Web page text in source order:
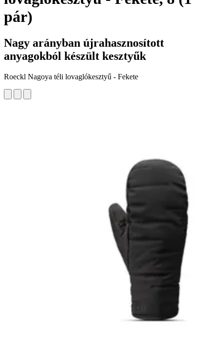
pár)
Nagy arányban újrahasznosított
anyagokból készült kesztyűk
Roeckl Nagoya téli lovaglókesztyű - Fekete